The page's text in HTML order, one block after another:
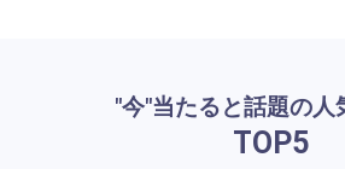
"今"当たると話題の人
TOP5